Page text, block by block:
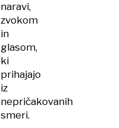
naravi,
zvokom
in
glasom,
ki
prihajajo
iz
nepričakovanih
smeri.